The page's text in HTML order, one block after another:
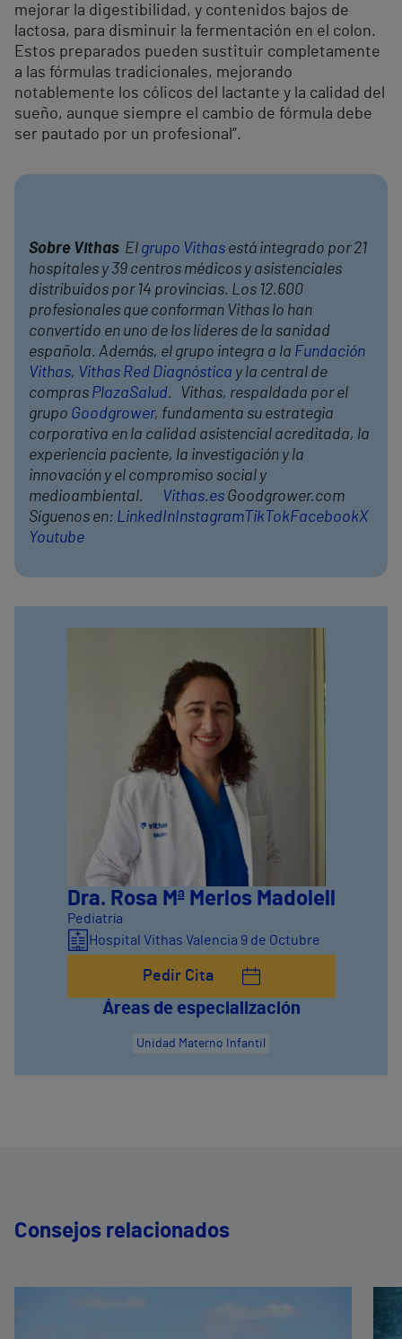
mejorar la digestibilidad, y contenidos bajos de
lactosa, para disminuir la fermentación en el colon.
Estos preparados pueden sustituir completamente
a las fórmulas tradicionales, mejorando
notablemente los cólicos del lactante y la calidad del
sueño, aunque siempre el cambio de fórmula debe
ser pautado por un profesional”.
Sobre Vithas El grupo Vithas está integrado por 21
hospitales y 39 centros médicos y asistenciales
distribuidos por 14 provincias. Los 12.600
profesionales que conforman Vithas lo han
convertido en uno de los líderes de la sanidad
española. Además, el grupo integra a la Fundación
Vithas, Vithas Red Diagnóstica y la central de
compras PlazaSalud. Vithas, respaldada por el
grupo Goodgrower, fundamenta su estrategia
corporativa en la calidad asistencial acreditada, la
experiencia paciente, la investigación y la
innovación y el compromiso social y
medioambiental.
Vithas.es Goodgrower.com
Síguenos en: LinkedInInstagram TikTokFacebookX
Youtube
Dra. Rosa Mª Merlos Madolell
Pediatría
Hospital Vithas Valencia 9 de Octubre
Pedir Cita
Áreas de especialización
Unidad Materno Infantil
Consejos relacionados